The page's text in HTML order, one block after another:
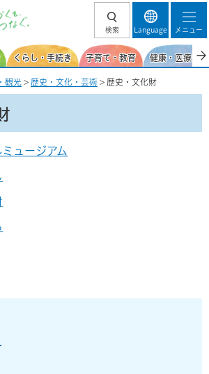
、
検索 Language メニュー
くらし・手続き 子育て・教育 健康・医療・
観光 > 歴史・文化・芸術 > 歴史・文化財
ュージアム